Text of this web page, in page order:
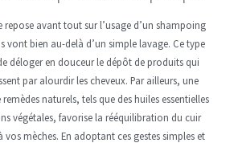
repose avant tout sur l’usage d’un shampoing
vont bien au-delà d’un simple lavage. Ce type
déloger en douceur le dépôt de produits qui
par alourdir les cheveux. Par ailleurs, une
naturels, tels que des huiles essentielles
végétales, favorise la rééquilibration du cuir
vos mèches. En adoptant ces gestes simples et